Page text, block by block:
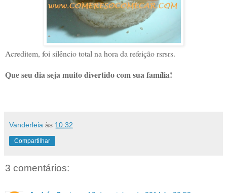
Acreditem, foi silêncio total na hora da refeição rsrsrs.
Que seu dia seja muito divertido com sua família!
Vanderleia às 10:32
Compartilhar
3 comentários: